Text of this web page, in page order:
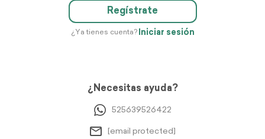
Regístrate
¿Ya tienes cuenta? Iniciar sesión
¿Necesitas ayuda?
525639526422
[email protected]